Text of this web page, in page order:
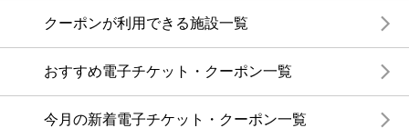
クーポンが利用できる施設一覧
おすすめ電子チケット・クーポン一覧
今月の新着電子チケット・クーポン一覧